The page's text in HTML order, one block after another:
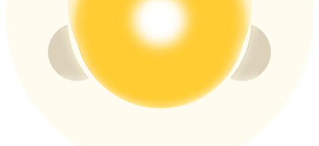
Зарегистрироваться